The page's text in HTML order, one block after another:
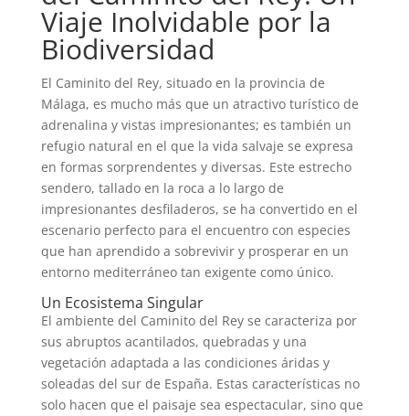
Viaje Inolvidable por la
Biodiversidad
El Caminito del Rey, situado en la provincia de
Málaga, es mucho más que un atractivo turístico de
adrenalina y vistas impresionantes; es también un
refugio natural en el que la vida salvaje se expresa
en formas sorprendentes y diversas. Este estrecho
sendero, tallado en la roca a lo largo de
impresionantes desfiladeros, se ha convertido en el
escenario perfecto para el encuentro con especies
que han aprendido a sobrevivir y prosperar en un
entorno mediterráneo tan exigente como único.
Un Ecosistema Singular
El ambiente del Caminito del Rey se caracteriza por
sus abruptos acantilados, quebradas y una
vegetación adaptada a las condiciones áridas y
soleadas del sur de España. Estas características no
solo hacen que el paisaje sea espectacular, sino que